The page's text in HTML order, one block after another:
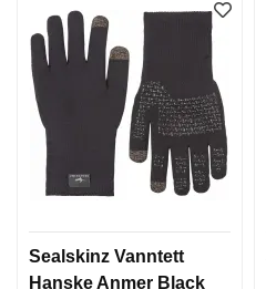
Sealskinz Vanntett
Hanske Anmer Black